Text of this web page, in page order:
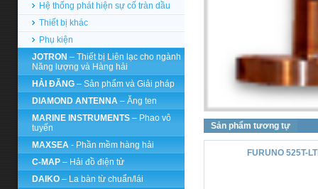
Hệ thống phát hiện sự cố tràn dầu
Thiết bị khác
Phụ kiện
JOTRON – Thiết bị Liên lạc cho ngành
Năng lượng và Hàng hải
HẢI ĐĂNG – Sản phẩm và Giải pháp
DIAMOND ANTENNA – Ăng ten
MARINE INSTRUMENTS – Phao vô
tuyến
MAXSEA - Phần mềm hàng hải
C-MAP – Hải đồ điện tử
DAIKO – La bàn từ chuẩn/lái
Sản phẩm tương tự
FURUNO 525T-